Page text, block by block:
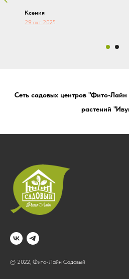
Ксения
29 окт 2025
Сеть садовых центров "Фито-
растений
© 2022, Фито-Лайн Садовый